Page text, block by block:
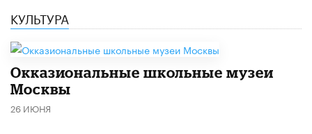
КУЛЬТУРА
​Окказиональные школьные музеи
Москвы
26 ИЮНЯ